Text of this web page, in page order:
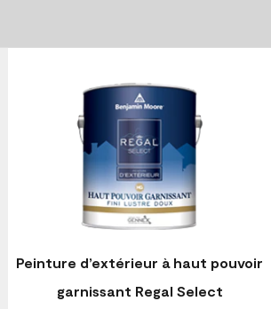
Peinture d’extérieur à haut pouvoir
garnissant Regal Select